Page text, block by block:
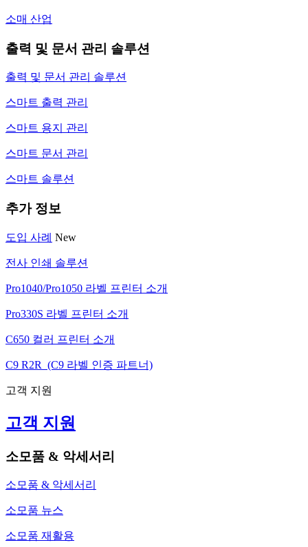
소매 산업
출력 및 문서 관리 솔루션
출력 및 문서 관리 솔루션
스마트 출력 관리
스마트 용지 관리
스마트 문서 관리
스마트 솔루션
추가 정보
도입 사례 New
전사 인쇄 솔루션
Pro1040/Pro1050 라벨 프린터 소개
Pro330S 라벨 프린터 소개
C650 컬러 프린터 소개
C9 R2R (C9 라벨 인증 파트너)
고객 지원
고객 지원
소모품 & 악세서리
소모품 & 악세서리
소모품 뉴스
소모품 재활용